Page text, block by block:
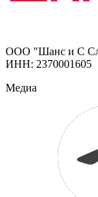
ООО "Шанс и С
ИНН: 2370001605
Медиа